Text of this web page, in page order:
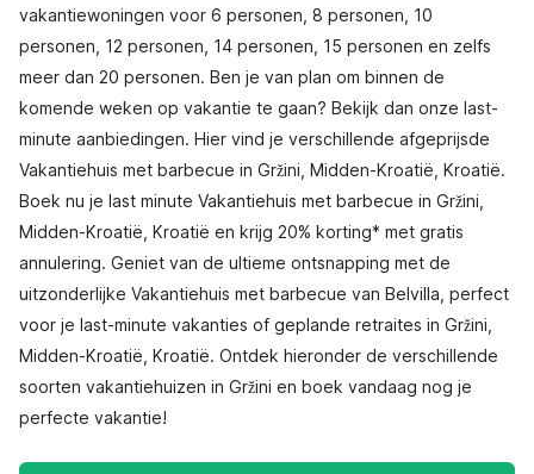
vakantiewoningen voor 6 personen, 8 personen, 10
personen, 12 personen, 14 personen, 15 personen en zelfs
meer dan 20 personen. Ben je van plan om binnen de
komende weken op vakantie te gaan? Bekijk dan onze last-
minute aanbiedingen. Hier vind je verschillende afgeprijsde
Vakantiehuis met barbecue in Gržini, Midden-Kroatië, Kroatië.
Boek nu je last minute Vakantiehuis met barbecue in Gržini,
Midden-Kroatië, Kroatië en krijg 20% korting* met gratis
annulering. Geniet van de ultieme ontsnapping met de
uitzonderlijke Vakantiehuis met barbecue van Belvilla, perfect
voor je last-minute vakanties of geplande retraites in Gržini,
Midden-Kroatië, Kroatië. Ontdek hieronder de verschillende
soorten vakantiehuizen in Gržini en boek vandaag nog je
perfecte vakantie!